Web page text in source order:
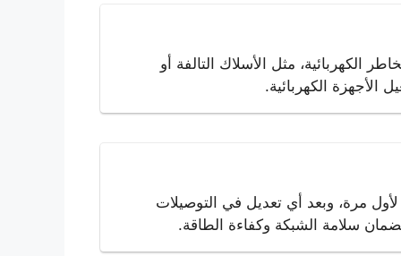
مثل الأسلاك التالفة أو
الأجهزة الكهربائية.
مرة، وبعد أي تعديل في التوصيلات
سلامة الشبكة وكفاءة الطاقة.